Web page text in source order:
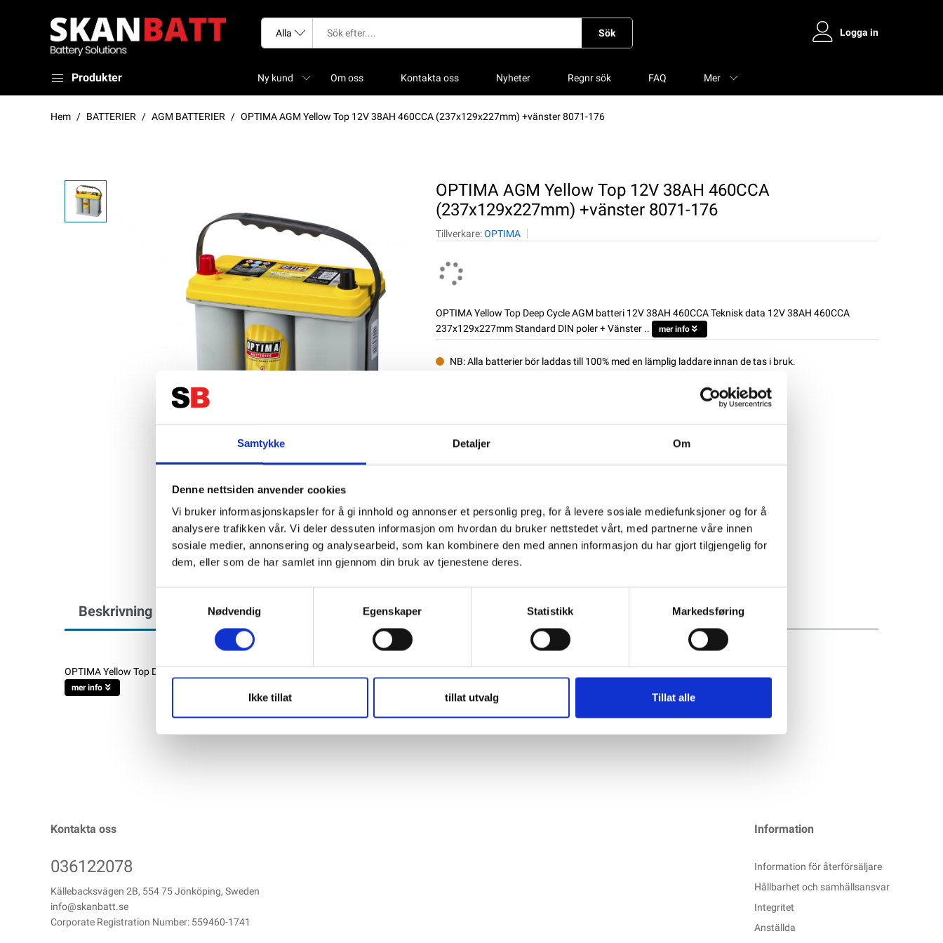
Samtykke Detaljer Om
Denne nettsiden anvender cookies
Vi bruker informasjonskapsler for å gi innhold og annonser et personlig preg, for å levere sosiale mediefunksjoner og for å
analysere trafikken vår. Vi deler dessuten informasjon om hvordan du bruker nettstedet vårt, med partnerne våre innen
sosiale medier, annonsering og analysearbeid, som kan kombinere den med annen informasjon du har gjort tilgjengelig for
dem, eller som de har samlet inn gjennom din bruk av tjenestene deres.
Nødvendig
Egenskaper Statistikk Markedsføring
Ikke tillat tillat utvalg Tillat alle
Sök Logga in
Produkter Ny kund Om oss Kontakta oss Nyheter Regnr sök FAQ Mer
Hem BATTERIER AGM BATTERIER OPTIMA AGM Yellow Top 12V 38AH 460CCA (237x129x227mm) +vänster 8071-176
OPTIMA AGM Yellow Top 12V 38AH 460CCA
(237x129x227mm) +vänster 8071-176
Tillverkare:OPTIMA
OPTIMA Yellow Top Deep Cycle AGM batteri 12V 38AH 460CCA Teknisk data 12V 38AH 460CCA
237x129x227mm Standard DIN poler + Vänster ..
mer info
NB: Alla batterier bör laddas till 100% med en lämplig laddare innan de tas i bruk.
Beskrivning Specifikation
OPTIMA Yellow Top Deep Cycle AGM batteri 12V 38AH 460CCA Teknisk data 12V 38AH 460CCA 237x129x227mm Standard DIN poler + Vänster YT S-2.7 GR3
mer info
Kontakta oss
036122078
Källebacksvägen 2B, 554 75 Jönköping, Sweden
info@skanbatt.se
Corporate Registration Number: 559460-1741
Information
Information för återförsäljare
Hållbarhet och samhällsansvar
Integritet
Anställda